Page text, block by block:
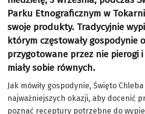
Parku Etnograficznym w
swoje produkty. Tradycyjnie
którym częstowały gospodynie
przygotowane przez nie pierogi
miały sobie równych.
Jak mówiły gospodynie, Święto
najważniejszych okazji, aby docenić
poznać receptury potrzebne do